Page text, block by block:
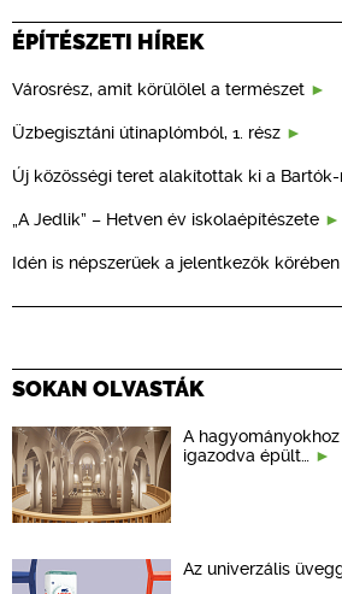
ÉPÍTÉSZETI HÍREK
Városrész, amit körülölel a természet
Üzbegisztáni útinaplómból, 1. rész
Új közösségi teret alakítottak ki a Bartók-
„A Jedlik” – Hetven év iskolaépítészete
Idén is népszerűek a jelentkezők körében
SOKAN OLVASTÁK
A
igazodva épült…
Az univerzális